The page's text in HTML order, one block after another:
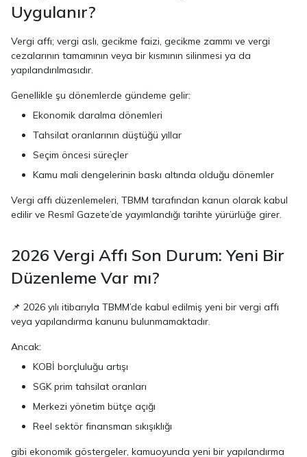
Uygulanır?
Vergi affı; vergi aslı, gecikme faizi, gecikme zammı ve vergi
cezalarının tamamının veya bir kısmının silinmesi ya da
yapılandırılmasıdır.
Genellikle şu dönemlerde gündeme gelir:
Ekonomik daralma dönemleri
Tahsilat oranlarının düştüğü yıllar
Seçim öncesi süreçler
Kamu mali dengelerinin baskı altında olduğu dönemler
Vergi affı düzenlemeleri, TBMM tarafından kanun olarak kabul
edilir ve Resmî Gazete’de yayımlandığı tarihte yürürlüğe girer.
2026 Vergi Affı Son Durum: Yeni Bir
Düzenleme Var mı?
📌 2026 yılı itibarıyla TBMM’de kabul edilmiş yeni bir vergi affı
veya yapılandırma kanunu bulunmamaktadır.
Ancak:
KOBİ borçluluğu artışı
SGK prim tahsilat oranları
Merkezi yönetim bütçe açığı
Reel sektör finansman sıkışıklığı
gibi ekonomik göstergeler, kamuoyunda yeni bir yapılandırma